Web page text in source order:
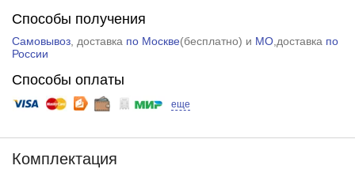
Способы получения
Самовывоз, доставка по Москве(бесплатно) и МО,доставка по
России
Способы оплаты
еще
Комплектация